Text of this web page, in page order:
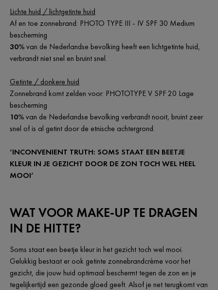
Lichte huid / lichtgetinte huid
Af en toe zonnebrand: PHOTO TYPE III - IV SPF 30 Medium
bescherming
30%van de Nederlandse bevolking heeft een lichtgetinte huid,
verbrandt niet snel en bruint snel.
Getinte / donkere huid
Zonnebrand komt zelden voor: PHOTOTYPE V SPF 20 Lage
bescherming
10%van de Nederlandse bevolking verbrandt nooit, bruint zeer
snel of is al getint door de etnische achtergrond.
‘INCONVENIENT TRUTH: SOMS STAAT EEN BEETJE
KLEUR IN JE GEZICHT DOOR DE ZON TOCH WEL HEEL
MOOI’
WAT VOOR MAKE-UP TE DRAGEN
IN DE HITTE?
Soms staat een beetje kleur in het gezicht toch wel mooi.
Gelukkig bestaat er ook getinte zonnebrandcrème voor het
gezicht, die jouw huid optimaal beschermt tegen de zon en je
tegelijkertijd een gezonde gloed geeft. Alsof je net terugkomt van